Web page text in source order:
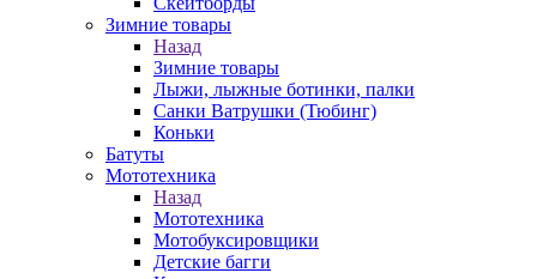
Зимние товары
Назад
Зимние товары
Лыжи, лыжные ботинки, палки
Санки Ватрушки (Тюбинг)
Коньки
Батуты
Мототехника
Назад
Мототехника
Мотобуксировщики
Детские багги